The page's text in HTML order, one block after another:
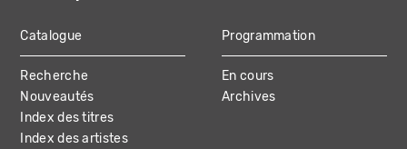
MAIN
NAVIGATION
Catalogue
Recherche
Nouveautés
Index des titres
Index des artistes
Programmation
En cours
Archives